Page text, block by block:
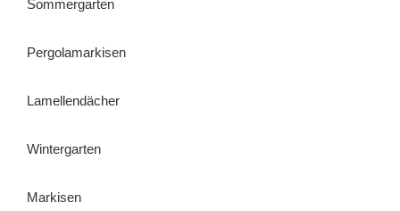
Sommergarten
Pergolamarkisen
Lamellendächer
Wintergarten
Markisen